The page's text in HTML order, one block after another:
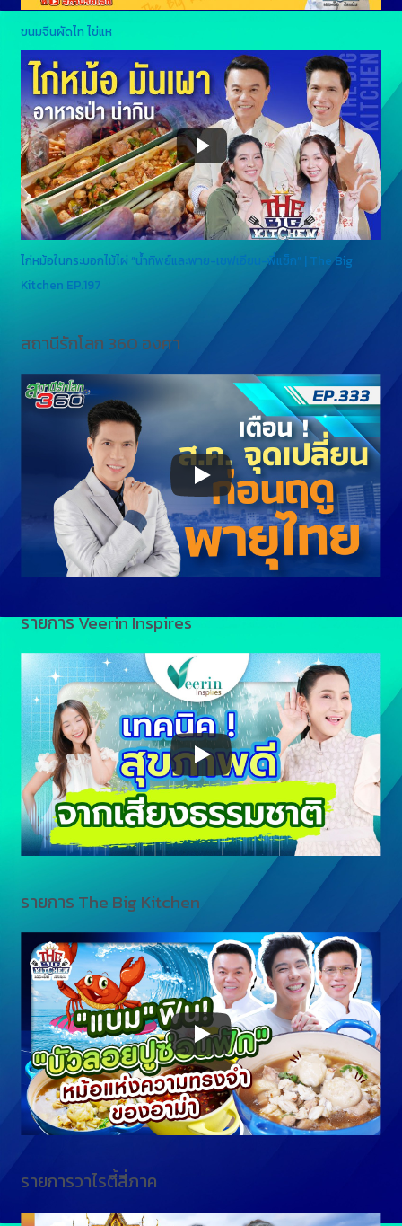
ขนมจีนผัดไท ไข่แห
ไก่หม้อในกระบอกไม้ไผ่ “น้ำทิพย์และพาย-เชฟเอียน-พี่แซ็ก” | The Big
Kitchen EP.197
สถานีรักโลก 360 องศา
รายการ Veerin Inspires
รายการ The Big Kitchen
รายการวาไรตี้สี่ภาค